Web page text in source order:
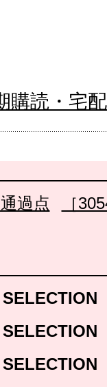
購読・宅
過点 ［
SELECTION
SELECTION
SELECTION